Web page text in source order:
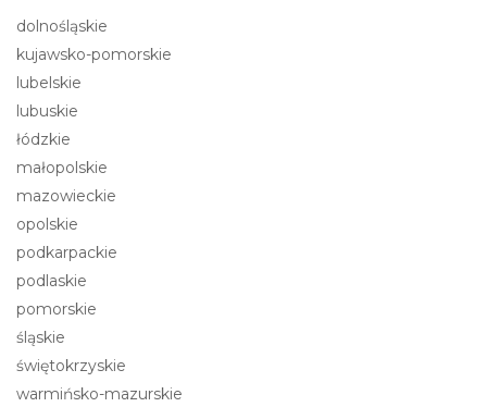
dolnośląskie
kujawsko-pomorskie
lubelskie
lubuskie
łódzkie
małopolskie
mazowieckie
opolskie
podkarpackie
podlaskie
pomorskie
śląskie
świętokrzyskie
warmińsko-mazurskie